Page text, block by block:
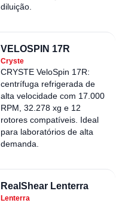
diluição.
VELOSPIN 17R
Cryste
CRYSTE VeloSpin 17R:
centrífuga refrigerada de
alta velocidade com 17.000
RPM, 32.278 xg e 12
rotores compatíveis. Ideal
para laboratórios de alta
demanda.
RealShear Lenterra
Lenterra